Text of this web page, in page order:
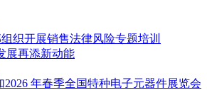
织开展销售法律风险专题培训
展再添新动能
年春季全国特种电子元器件展览会